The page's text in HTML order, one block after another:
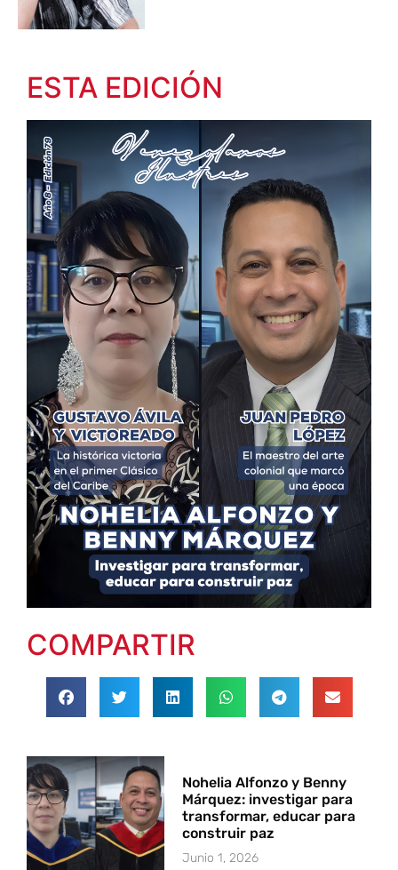
ESTA EDICIÓN
COMPARTIR
Nohelia Alfonzo y Benny
Márquez: investigar para
transformar, educar para
construir paz
Junio 1, 2026